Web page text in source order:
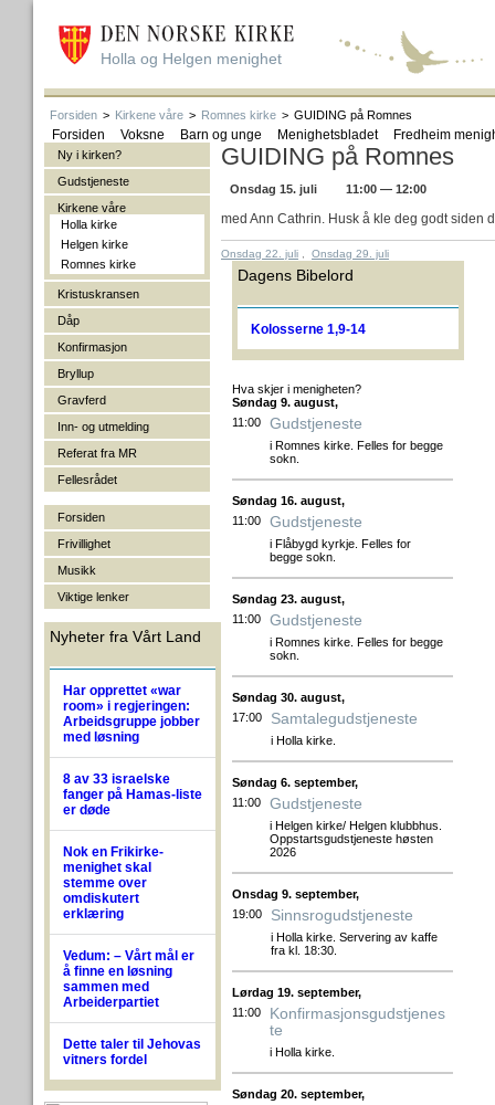
Holla og Helgen menighet
Forsiden > Kirkene våre > Romnes kirke > GUIDING på Romnes
Forsiden Voksne Barn og unge Menighetsbladet Fredheim
Ny i kirken?
Gudstjeneste
Kirkene våre
Holla kirke
Helgen kirke
Romnes kirke
Kristuskransen
Dåp
Konfirmasjon
Bryllup
Gravferd
Inn- og utmelding
Referat fra MR
Fellesrådet
Forsiden
Frivillighet
Musikk
Viktige lenker
Nyheter fra Vårt Land
Har opprettet «war
room» i regjeringen:
Arbeidsgruppe jobber
med løsning
8 av 33 israelske
fanger på Hamas-liste
er døde
Nok en Frikirke-
menighet skal
stemme over
omdiskutert
erklæring
Vedum: – Vårt mål er
å finne en løsning
sammen med
Arbeiderpartiet
Dette taler til Jehovas
vitners fordel
GUIDING på Romnes
Onsdag 15. juli 11:00 — 12:00
med Ann Cathrin. Husk å kle deg godt siden
Onsdag 22. juli Onsdag 29. juli
Dagens Bibelord
Kolosserne 1,9-14
Hva skjer i menigheten?
Søndag 9. august,
11:00
Gudstjeneste
i Romnes kirke. Felles for begge
sokn.
Søndag 16. august,
11:00
Gudstjeneste
i Flåbygd kyrkje. Felles for
begge sokn.
Søndag 23. august,
11:00
Gudstjeneste
i Romnes kirke. Felles for begge
sokn.
Søndag 30. august,
17:00
Samtalegudstjeneste
i Holla kirke.
Søndag 6. september,
11:00
Gudstjeneste
i Helgen kirke/ Helgen klubbhus.
Oppstartsgudstjeneste høsten
2026
Onsdag 9. september,
19:00
Sinnsrogudstjeneste
i Holla kirke. Servering av kaffe
fra kl. 18:30.
Lørdag 19. september,
11:00
Konfirmasjonsgudstjenes
te
i Holla kirke.
Søndag 20. september,